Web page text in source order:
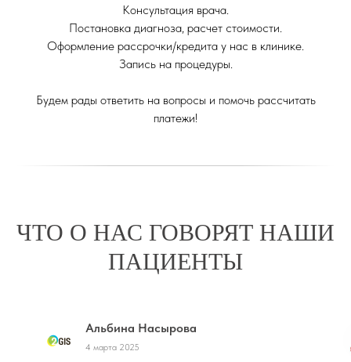
Консультация врача.
Постановка диагноза, расчет стоимости.
Оформление рассрочки/кредита у нас в клинике.
Запись на процедуры.
Будем рады ответить на вопросы и помочь рассчитать
платежи!
ЧТО О НАС ГОВОРЯТ НАШИ
ПАЦИЕНТЫ
Альбина Насырова
4 марта 2025